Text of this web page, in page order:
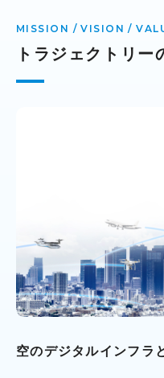
トラジェクトリー
空のデジタルインフラ